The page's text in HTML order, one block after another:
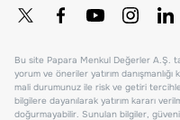
Bu site Papara Menkul Değerler A.Ş.
yorum ve öneriler yatırım
mali durumunuz ile risk ve getiri
bilgilere dayanılarak yatırım kararı
doğurmayabilir. Sunulan bilgiler,